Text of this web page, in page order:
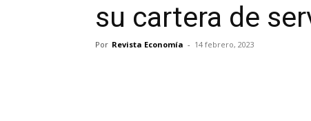
su cartera de
Por Revista Economía - 14 febrero, 2023